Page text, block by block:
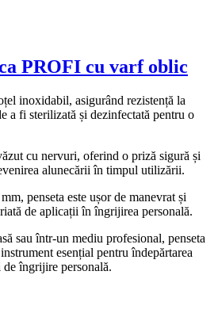
PROFI cu varf oblic
inoxidabil, asigurând rezistență la
a fi sterilizată și dezinfectată pentru o
cu nervuri, oferind o priză sigură și
alunecării în timpul utilizării.
penseta este ușor de manevrat și
de aplicații în îngrijirea personală.
sau într-un mediu profesional, penseta
esențial pentru îndepărtarea
îngrijire personală.